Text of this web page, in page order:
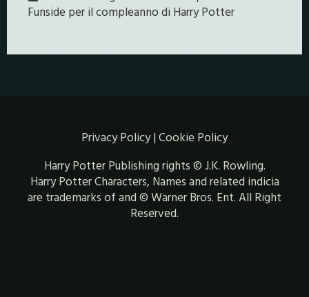
Funside per il compleanno di Harry Potter
Privacy Policy| Cookie Policy
Harry Potter Publishing rights © J.K. Rowling.
Harry Potter Characters, Names and related indicia
are trademarks of and © Warner Bros. Ent. All Right
Reserved.